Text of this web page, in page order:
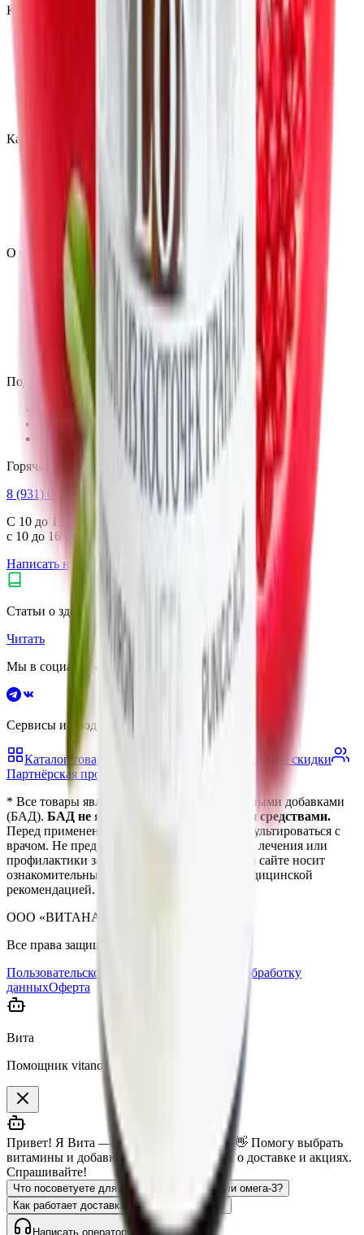
Клиентам
Категории
Витамины и минералы
Омега-3
Коллаген
Спортпитание
От стресса
О компании
Партнёрам
Сертификаты качества
Пользовательское соглашение
Согласие на обработку данных
Поддержка
Контакты
Частые вопросы
Горячая линия
8 (931) 000-29-97
С 10 до 19 (пн.–пт.),
с 10 до 16 (сб.–вс.) по Москве
Написать нам
Статьи о здоровье и витаминах
Читать
Мы в социальных сетях
Сервисы и продукты vitanow
Каталог товаров
Акции и скидки
Партнёрская программа
* Все товары являются биологически активными добавками
(БАД). БАД не являются лекарственными средствами.
Перед применением рекомендуется проконсультироваться с
врачом. Не предназначены для диагностики, лечения или
профилактики заболеваний. Информация на сайте носит
ознакомительный характер и не является медицинской
рекомендацией.
ООО «ВИТАНАУ», 2023–
Все права защищены.
Пользовательское соглашение
Согласие на обработку
данныхОферта
Вита
Помощник vitanow.ru
Привет! Я Вита — помощник vitanow.ru 👋 Помогу выбрать
витамины и добавки, отвечу на вопросы о доставке и акциях.
Спрашивайте!
Что посоветуете для иммунитета?
Есть ли омега-3?
Как работает доставка?
Есть ли скидки?
Написать оператору